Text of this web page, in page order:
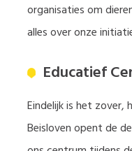
organisaties om
alles over onze
Educatief
Eindelijk is het
Beisloven opent de